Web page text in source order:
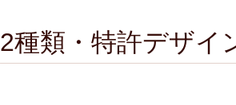
2種類・特許デザイ